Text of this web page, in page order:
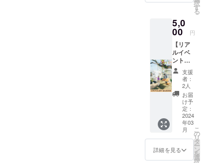
想いを持た
れた農家さ
んの発信、
農業体験が
できる施設
を運営。
大好きな農
業の魅力、
農業の可能
性を少しず
つ自分なり
に発信して
いきます。
キウ
イ、い
を記入
してく
ださ
い。
※3月中
旬ごろ
の発送
となり
ます。
せてい
ただき
ます。
便箋の
果物
は、
柿、キ
ウイ、
いちじ
くそれ
ぞれ1種
類ずつ
お送り
いたし
ます。
発送は
スマー
択
す
る
5,0
00 円
【リア
ルイベ
ント
(アップ
サイク
リスト
マル
シェ)】
5,000円
内容 ・
アップ
サイク
リスト
による
農産物
支援
者：
2人
お届
け予
定：
2024
年03
月
詳細を見る
こ
の
リ
タ
ー
ン
を
選